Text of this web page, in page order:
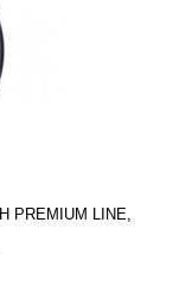
PREMIUM LINE,